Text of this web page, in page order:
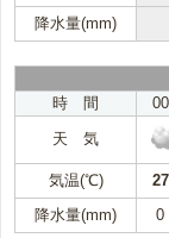
降水量(mm)
時 間
00
天 気
気温(℃) 27
降水量(mm)
0